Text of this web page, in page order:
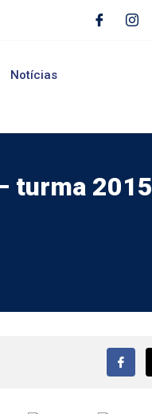
Notícias
turma 2015